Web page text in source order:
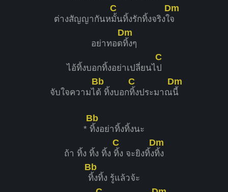
ต่างสัญญากันห
C
มั้นทิ้งรักทิ้งจริงใ
Dm
จ
อย่าทอด
Dm
ทิ้งๆ
ไอ้ทิ้งบอกทิ้งอย่าเปลี่ยนไ
C
ป
จับใจความไ
Bb
ด้ ทิ้งบอก
C
ทิ้งประมาณ
Dm
นี้
*
Bb
ทิ้งอย่าทิ้งทิ้งนะ
ถ้า ทิ้ง ทิ้ง ทิ้ง
C
ทิ้ง จะยิงทิ้ง
Dm
ทิ้ง
Bb
ทิ้งทิ้ง รู้แล้วจ้ะ